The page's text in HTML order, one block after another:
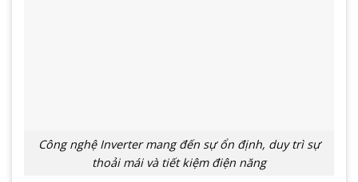
Công nghệ Inverter mang đến sự ổn định, duy trì sự
thoải mái và tiết kiệm điện năng